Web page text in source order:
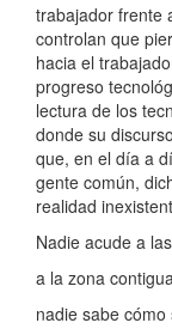
trabajador frente
controlan que
hacia el
progreso
lectura de los
donde su
que, en el día a
gente común,
realidad
Nadie acude a
a la zona
nadie sabe